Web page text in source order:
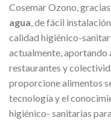
Cosemar Ozono, gracias
agua, de fácil
calidad higiénico-
actualmente, aportando
restaurantes y
proporcione alimentos
tecnología y el
higiénico- sanitarias